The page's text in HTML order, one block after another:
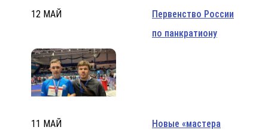
12 МАЙ
Первенство России
по панкратиону
11 МАЙ
Новые «мастера